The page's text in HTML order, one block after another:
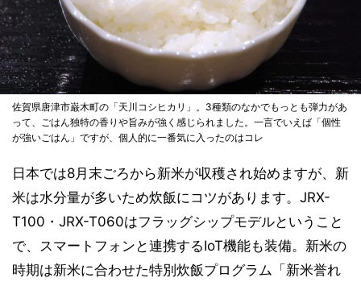
佐賀県唐津市巌木町の「天川コシヒカリ」。3種類のなかでもっとも弾力があ
って、ごはん独特の香りや旨みが強く感じられました。一言でいえば「個性
が強いごはん」ですが、個人的に一番気に入ったのはコレ
日本では8月末ごろから新米が収穫され始めますが、新
米は水分量が多いため炊飯にコツがあります。JRX-
T100・JRX-T060はフラッグシップモデルということ
で、スマートフォンと連携するIoT機能も装備。新米の
時期は新米に合わせた特別炊飯プログラム「新米誉れ